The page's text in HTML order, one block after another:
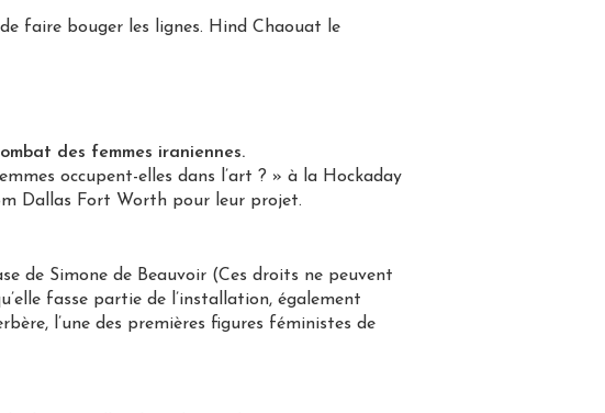
faire bouger les lignes. Hind Chaouat le
des femmes iraniennes.
occupent-elles dans l’art ? » à la Hockaday
Dallas Fort Worth pour leur projet.
de Simone de Beauvoir (Ces droits ne peuvent
fasse partie de l’installation, également
l’une des premières figures féministes de